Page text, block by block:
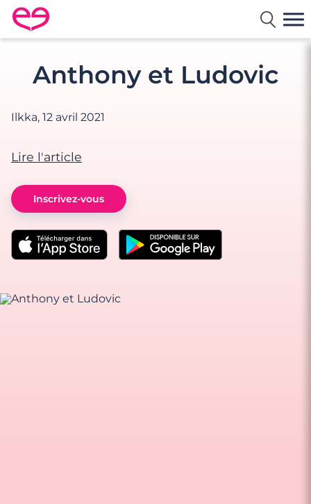
Rencontre en France avec Meetic
Anthony et Ludovic
Ilkka, 12 avril 2021
Lire l'article
Inscrivez-vous